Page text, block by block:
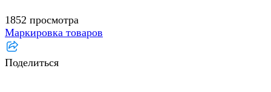
1852 просмотра
Маркировка товаров
Поделиться